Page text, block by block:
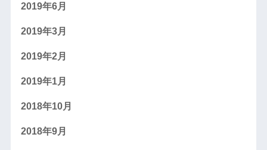
2019年6月
2019年3月
2019年2月
2019年1月
2018年10月
2018年9月